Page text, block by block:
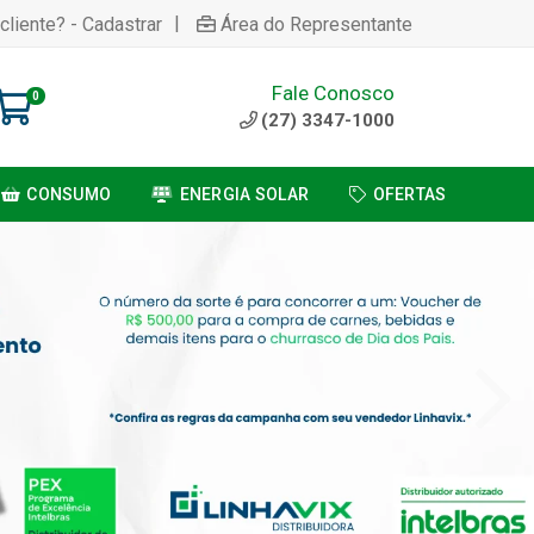
- Cadastrar | Área do Representante
0 Fale Conosco
(27) 3347-1000
CONSUMO ENERGIA SOLAR OFERTAS